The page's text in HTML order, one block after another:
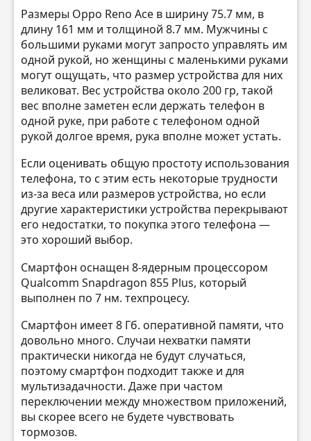
Размеры Oppo Reno Ace в ширину 75.7 мм, в
длину 161 мм и толщиной 8.7 мм. Мужчины с
большими руками могут запросто управлять им
одной рукой, но женщины с маленькими руками
могут ощущать, что размер устройства для них
великоват. Вес устройства около 200 гр, такой
вес вполне заметен если держать телефон в
одной руке, при работе с телефоном одной
рукой долгое время, рука вполне может устать.
Если оценивать общую простоту использования
телефона, то с этим есть некоторые трудности
из-за веса или размеров устройства, но если
другие характеристики устройства перекрывают
его недостатки, то покупка этого телефона —
это хороший выбор.
Смартфон оснащен 8-ядерным процессором
Qualcomm Snapdragon 855 Plus, который
выполнен по 7 нм. техпроцесу.
Смартфон имеет 8 Гб. оперативной памяти, что
довольно много. Случаи нехватки памяти
практически никогда не будут случаться,
поэтому смартфон подходит также и для
мультизадачности. Даже при частом
переключении между множеством приложений,
вы скорее всего не будете чувствовать
тормозов.